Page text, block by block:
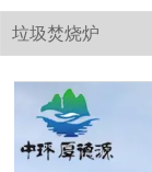
垃圾焚烧炉